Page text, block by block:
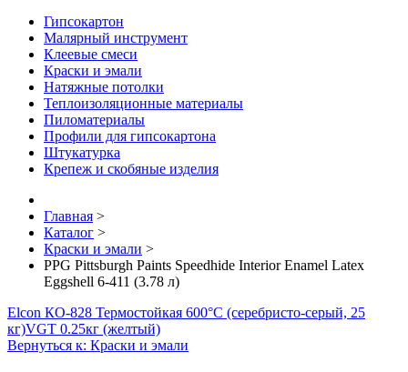
Гипсокартон
Малярный инструмент
Клеевые смеси
Краски и эмали
Натяжные потолки
Теплоизоляционные материалы
Пиломатериалы
Профили для гипсокартона
Штукатурка
Крепеж и скобяные изделия
Главная >
Каталог >
Краски и эмали >
PPG Pittsburgh Paints Speedhide Interior Enamel Latex
Eggshell 6-411 (3.78 л)
Elcon КО-828 Термостойкая 600°C (серебристо-серый, 25
кг)VGT 0.25кг (желтый)
Вернуться к: Краски и эмали